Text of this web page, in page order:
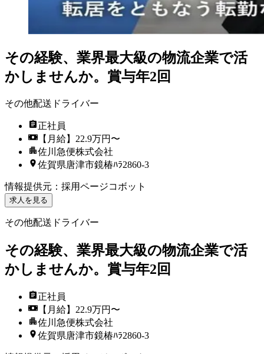
その経験、業界最大級の物流企業で活
かしませんか。賞与年2回
その他配送ドライバー
正社員
【月給】22.9万円〜
佐川急便株式会社
佐賀県唐津市鏡椿ﾊﾗ2860-3
情報提供元 ： 採用ページコボット
求人を見る
その他配送ドライバー
その経験、業界最大級の物流企業で活
かしませんか。賞与年2回
正社員
【月給】22.9万円〜
佐川急便株式会社
佐賀県唐津市鏡椿ﾊﾗ2860-3